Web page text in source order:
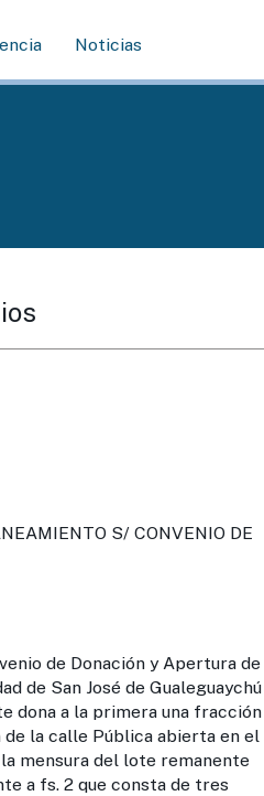
Noticias
S/ CONVENIO DE
Donación y Apertura de
de San José de Gualeguaychú
dona a la primera una fracción
la calle Pública abierta en el
mensura del lote remanente
a fs. 2 que consta de tres